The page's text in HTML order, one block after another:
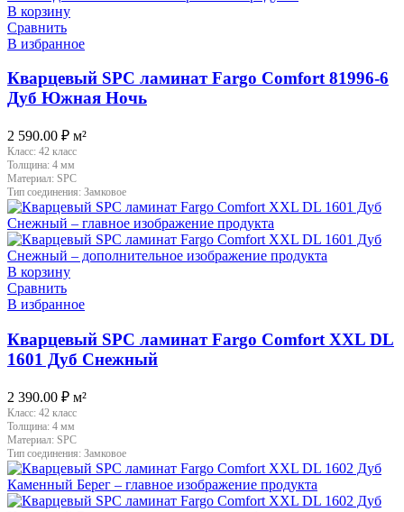
В корзину
Сравнить
В избранное
Кварцевый SPC ламинат Fargo Comfort 81996-6
Дуб Южная Ночь
2 590.00 ₽ м²
Класс: 42 класс
Толщина: 4 мм
Материал: SPC
Тип соединения: Замковое
В корзину
Сравнить
В избранное
Кварцевый SPC ламинат Fargo Comfort XXL DL
1601 Дуб Снежный
2 390.00 ₽ м²
Класс: 42 класс
Толщина: 4 мм
Материал: SPC
Тип соединения: Замковое